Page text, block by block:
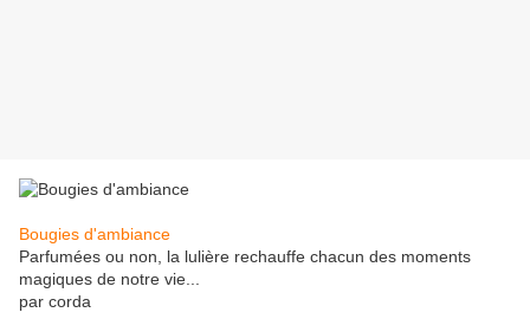
Bougies d'ambiance
Parfumées ou non, la lulière rechauffe chacun des moments
magiques de notre vie...
par corda